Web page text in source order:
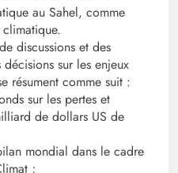
au Sahel, comme
discussions et des
sur les enjeux
résument comme suit :
sur les pertes et
de dollars US de
mondial dans le cadre
;